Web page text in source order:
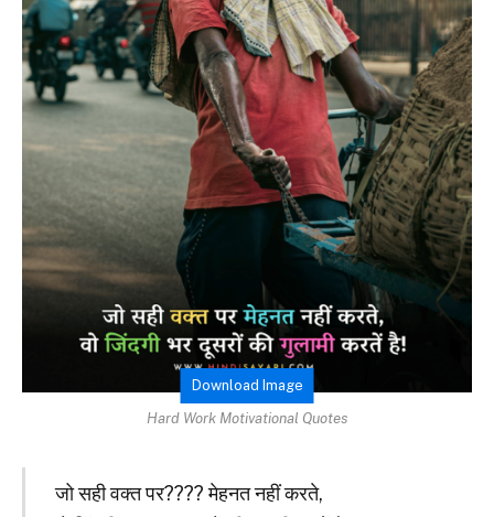
Download Image
Hard Work Motivational Quotes
जो सही वक्त पर???? मेहनत नहीं करते,